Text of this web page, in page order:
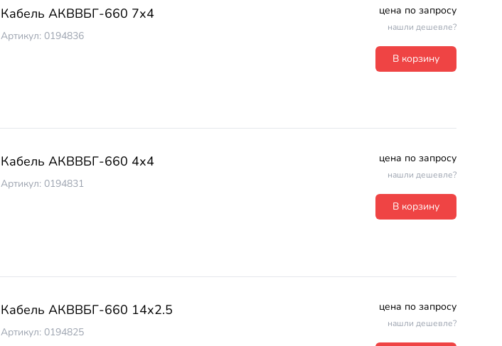
Кабель АКВВБГ-660 7х4
Артикул: 0194836
цена по запросу
нашли дешевле?
В корзину
Кабель АКВВБГ-660 4х4
Артикул: 0194831
цена по запросу
нашли дешевле?
В корзину
Кабель АКВВБГ-660 14х2.5
Артикул: 0194825
цена по запросу
нашли дешевле?